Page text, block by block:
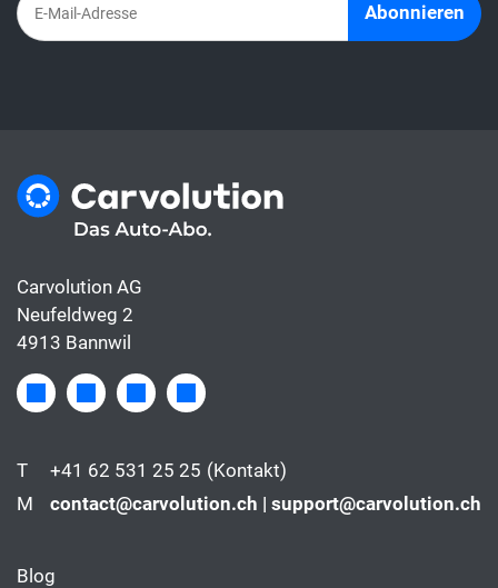
Abonnieren
Carvolution AG
Neufeldweg 2
4913 Bannwil
T +41 62 531 25 25 (Kontakt)
M
contact@carvolution.ch | support@carvolution.ch
Blog